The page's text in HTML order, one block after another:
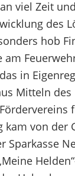
viel Zeit
des
hob
am
in
Mitteln des
kam von der
Sparkasse